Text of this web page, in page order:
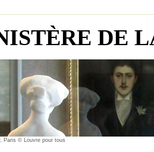
DE
Paris © Louvre pour tous